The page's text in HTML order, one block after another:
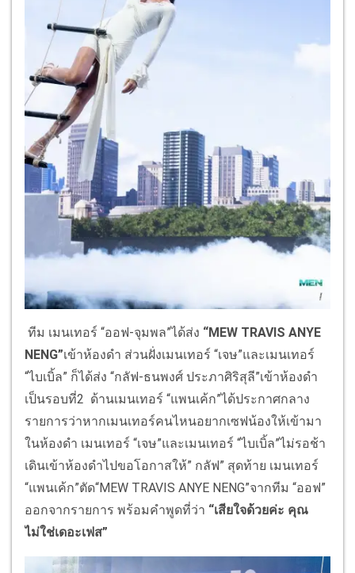
ทีม เมนเทอร์ “ออฟ-จุมพล”ได้ส่ง “MEW TRAVIS ANYE
NENG”เข้าห้องดำ ส่วนฝั่งเมนเทอร์ “เจษ”และเมนเทอร์
“ไบเบิ้ล” ก็ได้ส่ง “กลัฟ-ธนพงศ์ ประภาศิริสุลี”เข้าห้องดำ
เป็นรอบที่2 ด้านเมนเทอร์ “แพนเค้ก”ได้ประกาศกลาง
รายการว่าหากเมนเทอร์คนไหนอยากเซฟน้องให้เข้ามา
ในห้องดำ เมนเทอร์ “เจษ”และเมนเทอร์ “ไบเบิ้ล”ไม่รอช้า
เดินเข้าห้องดำไปขอโอกาสให้” กลัฟ” สุดท้าย เมนเทอร์
“แพนเค้ก”ตัด“MEW TRAVIS ANYE NENG”จากทีม “ออฟ”
ออกจากรายการ พร้อมคำพูดที่ว่า “เสียใจด้วยค่ะ คุณ
ไม่ใช่เดอะเฟส”